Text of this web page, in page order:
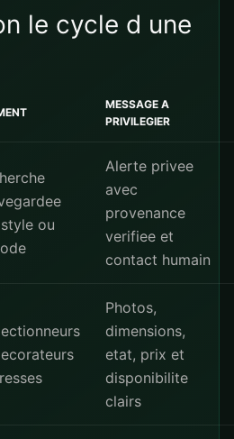
le cycle d une
MESSAGE A
PRIVILEGIER
ou
Alerte privee
avec
provenance
verifiee et
contact humain
Photos,
dimensions,
etat, prix et
disponibilite
clairs